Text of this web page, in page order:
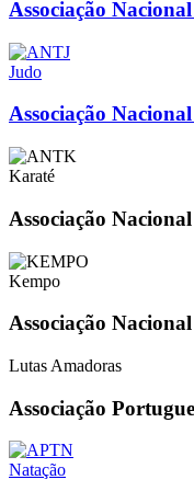
Associação
Judo
Associação
Karaté
Associação
Kempo
Associação
Lutas Amadoras
Associação
Natação